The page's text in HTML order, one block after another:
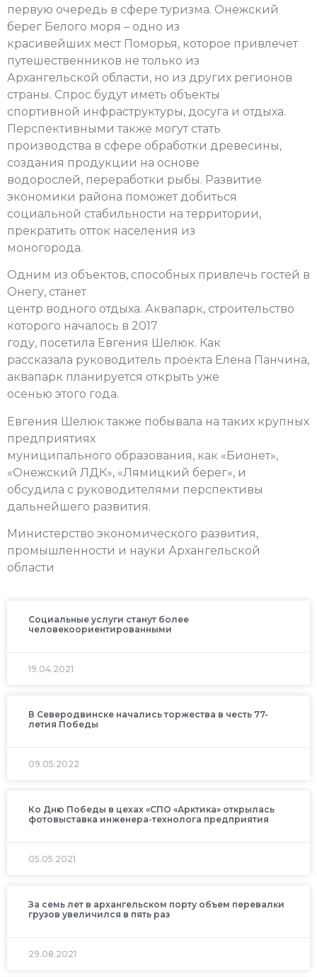
первую очередь в сфере туризма. Онежский
берег Белого моря – одно из
красивейших мест Поморья, которое привлечет
путешественников не только из
Архангельской области, но из других регионов
страны. Спрос будут иметь объекты
спортивной инфраструктуры, досуга и отдыха.
Перспективными также могут стать
производства в сфере обработки древесины,
создания продукции на основе
водорослей, переработки рыбы. Развитие
экономики района поможет добиться
социальной стабильности на территории,
прекратить отток населения из
моногорода.
Одним из объектов, способных привлечь гостей в
Онегу, станет
центр водного отдыха. Аквапарк, строительство
которого началось в 2017
году, посетила Евгения Шелюк. Как
рассказала руководитель проекта Елена Панчина,
аквапарк планируется открыть уже
осенью этого года.
Евгения Шелюк также побывала на таких крупных
предприятиях
муниципального образования, как «Бионет»,
«Онежский ЛДК», «Лямицкий берег», и
обсудила с руководителями перспективы
дальнейшего развития.
Министерство экономического развития,
промышленности и науки Архангельской
области
Социальные услуги станут более
человекоориентированными
19.04.2021
В Северодвинске начались торжества в честь 77-
летия Победы
09.05.2022
Ко Дню Победы в цехах «СПО «Арктика» открылась
фотовыставка инженера-технолога предприятия
05.05.2021
За семь лет в архангельском порту объем перевалки
грузов увеличился в пять раз
29.08.2021